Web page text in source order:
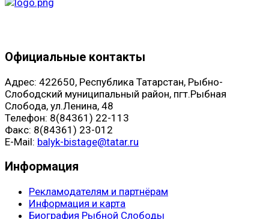
Официальные контакты
Адрес: 422650, Республика Татарстан, Рыбно-
Слободский муниципальный район, пгт.Рыбная
Слобода, ул.Ленина, 48
Телефон: 8(84361) 22-113
Факс: 8(84361) 23-012
E-Mail: balyk-bistage@tatar.ru
Информация
Рекламодателям и партнёрам
Информация и карта
Биография Рыбной Слободы